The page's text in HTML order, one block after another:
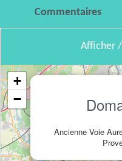
Commentaires
Afficher
Ancienne Voie
+
−